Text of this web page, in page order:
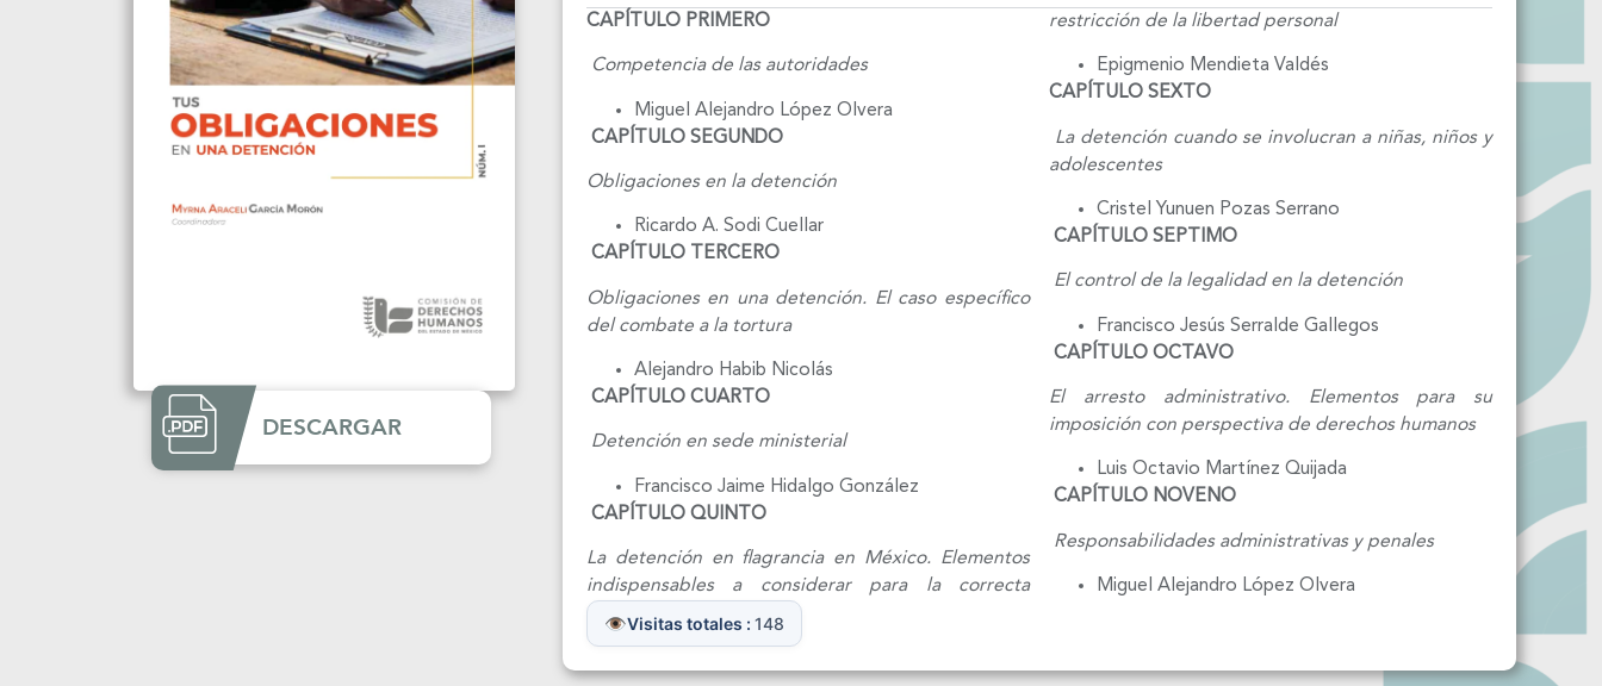
DESCARGAR
CAPÍTULO PRIMERO
Competencia de las autoridades
Miguel Alejandro López Olvera
CAPÍTULO SEGUNDO
Obligaciones en la detención
Ricardo A. Sodi Cuellar
CAPÍTULO TERCERO
Obligaciones en una detención. El caso específico
del combate a la tortura
Alejandro Habib Nicolás
CAPÍTULO CUARTO
Detención en sede ministerial
Francisco Jaime Hidalgo González
CAPÍTULO QUINTO
La detención en flagrancia en México. Elementos
indispensables a considerar para la correcta
restricción de la libertad personal
Epigmenio Mendieta Valdés
CAPÍTULO SEXTO
La detención cuando se involucran a niñas, niños y
adolescentes
Cristel Yunuen Pozas Serrano
CAPÍTULO SEPTIMO
El control de la legalidad en la detención
Francisco Jesús Serralde Gallegos
CAPÍTULO OCTAVO
El arresto administrativo. Elementos para su
imposición con perspectiva de derechos humanos
Luis Octavio Martínez Quijada
CAPÍTULO NOVENO
Responsabilidades administrativas y penales
Miguel Alejandro López Olvera
Visitas totales : 148